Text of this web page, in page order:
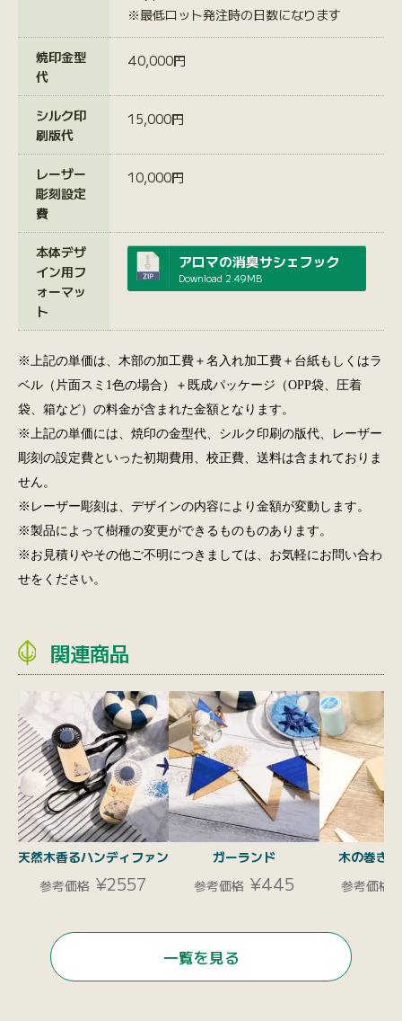
※最低ロット発注時の日数になります
焼印金型
代
40,000円
シルク印
刷版代
15,000円
レーザー
彫刻設定
費
10,000円
本体デザ
イン用フ
ォーマッ
ト
アロマの消臭サシェフック
Download 2.49MB
※上記の単価は、木部の加工費＋名入れ加工費＋台紙もしくはラ
ベル（片面スミ1色の場合）＋既成パッケージ（OPP袋、圧着
袋、箱など）の料金が含まれた金額となります。
※上記の単価には、焼印の金型代、シルク印刷の版代、レーザー
彫刻の設定費といった初期費用、校正費、送料は含まれておりま
せん。
※レーザー彫刻は、デザインの内容により金額が変動します。
※製品によって樹種の変更ができるものものあります。
※お見積りやその他ご不明につきましては、お気軽にお問い合わ
せをください。
関連商品
天然木香るハンディファン
参考価格 ¥2557
ガーランド
参考価格 ¥445
木の巻き
参考価格
一覧を見る